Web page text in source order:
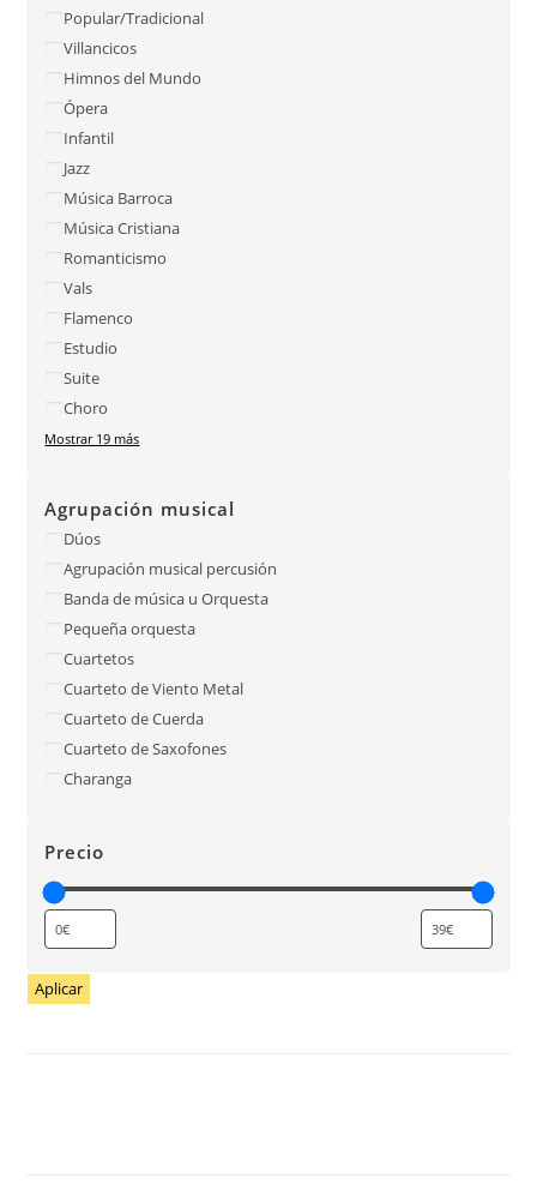
Popular/Tradicional
Villancicos
Himnos del Mundo
Ópera
Infantil
Jazz
Música Barroca
Música Cristiana
Romanticismo
Vals
Flamenco
Estudio
Suite
Choro
Mostrar 19 más
Agrupación musical
Dúos
Agrupación musical percusión
Banda de música u Orquesta
Pequeña orquesta
Cuartetos
Cuarteto de Viento Metal
Cuarteto de Cuerda
Cuarteto de Saxofones
Charanga
Precio
Aplicar